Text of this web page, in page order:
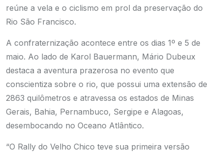
reúne a vela e o ciclismo em prol da preservação do
Rio São Francisco.
A confraternização acontece entre os dias 1º e 5 de
maio. Ao lado de Karol Bauermann, Mário Dubeux
destaca a aventura prazerosa no evento que
conscientiza sobre o rio, que possui uma extensão de
2863 quilômetros e atravessa os estados de Minas
Gerais, Bahia, Pernambuco, Sergipe e Alagoas,
desembocando no Oceano Atlântico.
“O Rally do Velho Chico teve sua primeira versão